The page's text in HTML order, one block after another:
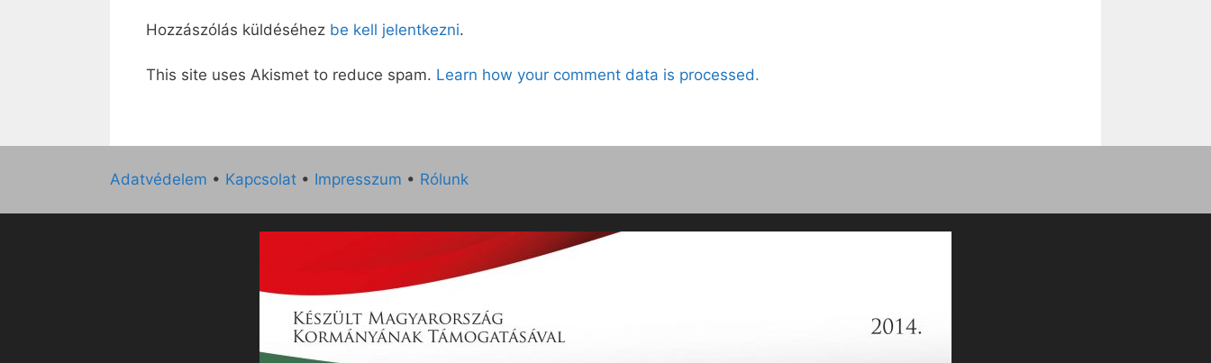
Hozzászólás küldéséhez be kell jelentkezni.
This site uses Akismet to reduce spam. Learn how your comment data is processed.
Adatvédelem • Kapcsolat • Impresszum • Rólunk